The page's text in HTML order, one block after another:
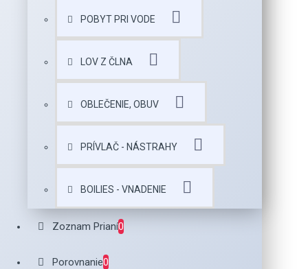
POBYT PRI VODE
LOV Z ČLNA
OBLEČENIE, OBUV
PRÍVLAČ - NÁSTRAHY
BOILIES - VNADENIE
Zoznam Prianí0
Porovnanie0